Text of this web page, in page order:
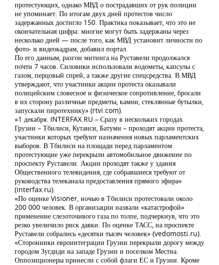
протестующих, однако МВД о пострадавших от рук полиции
не упоминает. По итогам двух дней протестов число
задержанных достигло 150. Практика показывает, что это не
окончательная цифра: многие могут быть задержаны через
несколько дней — после того, как МВД установит личности по
фото- и видеокадрам, добавил портал.
По его данным, разгон митинга на Руставели продолжался
почти 7 часов. Силовики использовали водометы, капсулы с
газом, перцовый спрей, а также другие спецсредства. В МВД
утверждают, что участники акции протеста оказывали
полицейским словесное и физическое сопротивление, бросали
в их сторону различные предметы, камни, стеклянные бутылки,
запускали пиротехнику» (rtvi.com).
«1 декабря. INTERFAX.RU – Сразу в нескольких городах
Грузии – Тбилиси, Кутаиси, Батуми – проходят акции протеста,
участники которых требуют назначения новых парламентских
выборов. В Тбилиси на площади перед парламентом
протестующие уже перекрыли автомобильное движение по
проспекту Руставели. Акции проходят также у здания
Общественного телевидения, где собравшиеся требуют от
руководства телеканала предоставления прямого эфира»
(interfax.ru).
«По оценке Visioner, ночью в Тбилиси протестовали около
200 000 человек. В организации назвали «катастрофой»
применение слезоточивого газа по толпе, подчеркнув, что это
резко увеличило риск давки. По оценке ТАСС, на проспекте
Руставели собрались «десятки тысяч человек» (vedomosti.ru).
«Сторонники евроинтеграции Грузии перекрыли дорогу между
городом Зугдиди на западе Грузии и поселком Местиа.
Оппозиционеры принесли с собой флаги ЕС и Грузии. Кроме